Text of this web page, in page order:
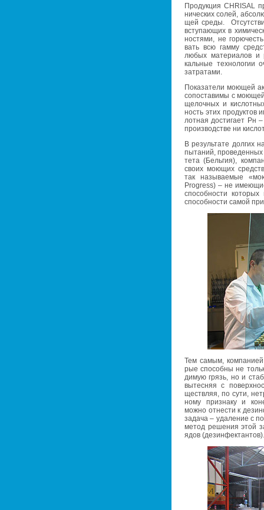
Про­дук­ция CHRISAL
ни­че­ских солей,
щей среды.
всту­па­ю­щих в
но­стя­ми, не
вать всю гамму
любых ма­те­ри­а­лов и
каль­ные тех­но­ло­гии
за­тра­та­ми.
По­ка­за­те­ли мо­ю­щей
со­по­ста­ви­мы с
ще­лоч­ных и
ность этих про­дук­тов
лот­ная до­сти­га­ет Рн
про­из­вод­стве ни
В ре­зуль­та­те дол­гих
пы­та­ний, про­ве­ден­ных
те­та (Бель­гия),
своих мо­ю­щих
так на­зы­ва­е­мые
Progress) – не
спо­соб­но­сти
спо­соб­но­сти самой
Тем самым,
рые спо­соб­ны не
ди­мую грязь, но и
вы­тес­няя с
ществ­ляя, по сути,
но­му при­зна­ку и
можно от­не­сти к
за­да­ча – уда­ле­ние с
метод ре­ше­ния этой
ядов (дез­ин­фек­тан­тов).